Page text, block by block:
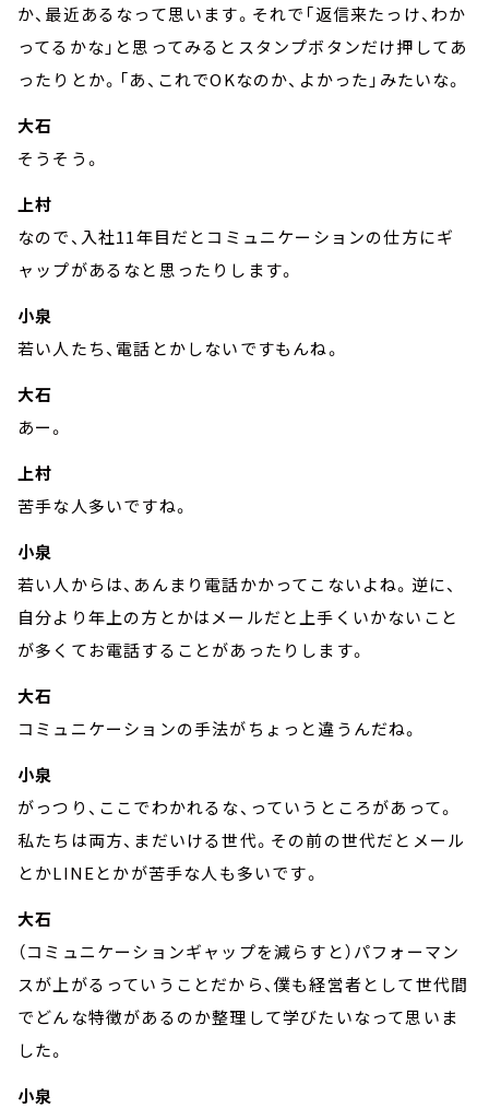
か、最近あるなって思います。それで「返信来たっけ、わか
ってるかな」と思ってみるとスタンプボタンだけ押してあ
ったりとか。「あ、これでOKなのか、よかった」みたいな。
大石
そうそう。
上村
なので、入社11年目だとコミュニケーションの仕方にギ
ャップがあるなと思ったりします。
小泉
若い人たち、電話とかしないですもんね。
大石
あー。
上村
苦手な人多いですね。
小泉
若い人からは、あんまり電話かかってこないよね。逆に、
自分より年上の方とかはメールだと上手くいかないこと
が多くてお電話することがあったりします。
大石
コミュニケーションの手法がちょっと違うんだね。
小泉
がっつり、ここでわかれるな、っていうところがあって。
私たちは両方、まだいける世代。その前の世代だとメール
とかLINEとかが苦手な人も多いです。
大石
（コミュニケーションギャップを減らすと）パフォーマン
スが上がるっていうことだから、僕も経営者として世代間
でどんな特徴があるのか整理して学びたいなって思いま
した。
小泉